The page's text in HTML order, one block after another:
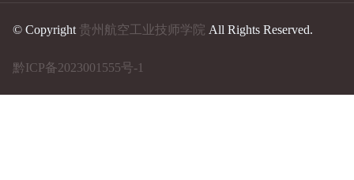
© Copyright 贵州航空工业技师学院 All Rights Reserved.
黔ICP备2023001555号-1